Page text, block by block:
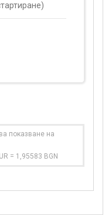
показване на
= 1,95583 BGN